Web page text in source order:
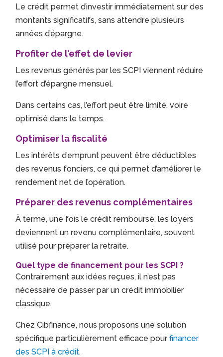
Le crédit permet d’investir immédiatement sur des
montants significatifs, sans attendre plusieurs
années d’épargne.
Profiter de l’effet de levier
Les revenus générés par les SCPI viennent réduire
l’effort d’épargne mensuel.
Dans certains cas, l’effort peut être limité, voire
optimisé dans le temps.
Optimiser la fiscalité
Les intérêts d’emprunt peuvent être déductibles
des revenus fonciers, ce qui permet d’améliorer le
rendement net de l’opération.
Préparer des revenus complémentaires
À terme, une fois le crédit remboursé, les loyers
deviennent un revenu complémentaire, souvent
utilisé pour préparer la retraite.
Quel type de financement pour les SCPI ?
Contrairement aux idées reçues, il n’est pas
nécessaire de passer par un crédit immobilier
classique.
Chez Cibfinance, nous proposons une solution
spécifique particulièrement efficace pourfinancer
des SCPI à crédit.